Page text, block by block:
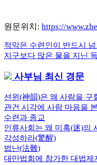
원문위치: https://
글
내
비
게
이
션
Previous
Post:
적막은 수련인이 반드시
Next
지구보다 많은 물을 지닌
사부님 최신 경문
션윈(神韻)은 왜 사람을 구
관건 시각에 사람 마음을
수련과 종교
인류사회는 왜 미혹(迷)의
각성하라(驚醒)
법난(法難)
대만법회에 참가한 대법제